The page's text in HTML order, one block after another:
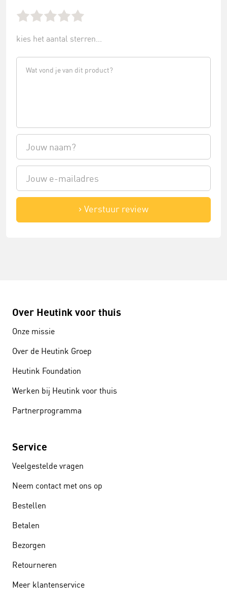
kies het aantal sterren...
Verstuur review
Over Heutink voor thuis
Onze missie
Over de Heutink Groep
Heutink Foundation
Werken bij Heutink voor thuis
Partnerprogramma
Service
Veelgestelde vragen
Neem contact met ons op
Bestellen
Betalen
Bezorgen
Retourneren
Meer klantenservice